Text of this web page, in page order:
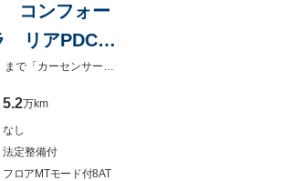
コンフォー
リアPDC
ー一体型
LIBERALA甲府の在庫にご注目頂きありがとうございます。ご不明点・ご要望は直通【0120-77-8440】まで「カーセンサーを見て電話しました」とご連絡ください。
5.2万km
なし
法定整備付
フロアMTモード付8AT